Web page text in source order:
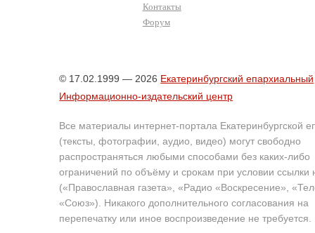
Контакты
Форум
© 17.02.1999 — 2026 Екатеринбургский епархиальный
Информационно-издательский центр
Все материалы интернет-портала Екатеринбургской
(тексты, фотографии, аудио, видео) могут свободно
распространяться любыми способами без каких-либо
ограничений по объёму и срокам при условии ссылки
(«Православная газета», «Радио «Воскресение»,
«Союз»). Никакого дополнительного согласования на
перепечатку или иное воспроизведение не требуется.